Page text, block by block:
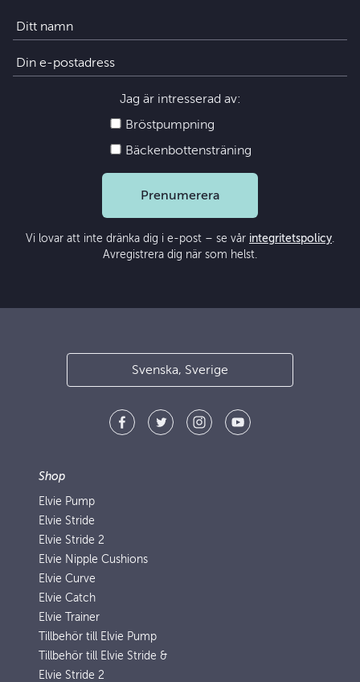
Jag är intresserad av:
Bröstpumpning
Bäckenbottensträning
Prenumerera
Vi lovar att inte dränka dig i e-post – se vår integritetspolicy.
Avregistrera dig när som helst.
Svenska, Sverige
Shop
Elvie Pump
Elvie Stride
Elvie Stride 2
Elvie Nipple Cushions
Elvie Curve
Elvie Catch
Elvie Trainer
Tillbehör till Elvie Pump
Tillbehör till Elvie Stride &
Elvie Stride 2